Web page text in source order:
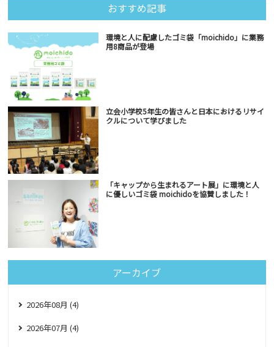
おすすめ記事
環境と人に配慮したゴミ袋「moichido」に業務
用8商品が登場
立会小学校5年生の皆さんと日本におけるリサイ
クルについて学びました
「キャップから生まれるアート展」に環境と人
に優しいゴミ袋 moichidoを協賛しました！
アーカイブ
2026年08月 (4)
2026年07月 (4)